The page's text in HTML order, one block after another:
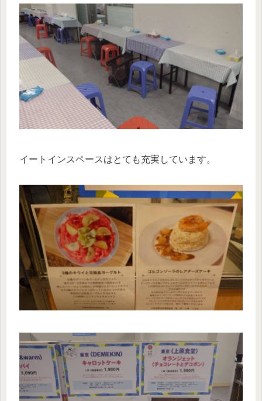
イートインスペースはとても充実しています。